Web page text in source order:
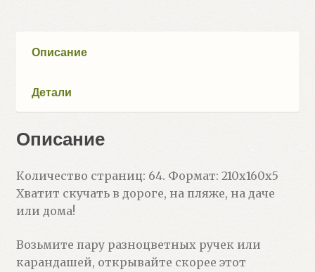
Описание
Детали
Описание
Количество страниц: 64. Формат: 210х160х5
Хватит скучать в дороге, на пляже, на даче
или дома!
Возьмите пару разноцветных ручек или
карандашей, открывайте скорее этот